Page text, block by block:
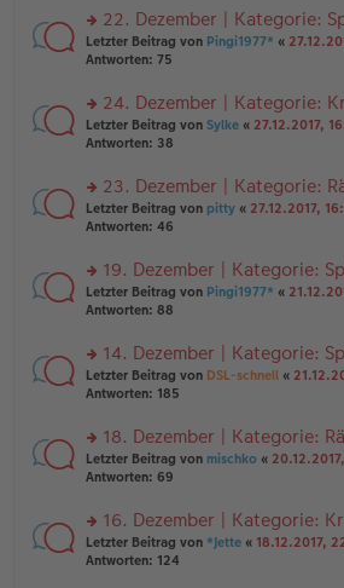
e
n
er
tr
a
g
n
g
el
e
n
er
tr
a
g
rs
te
n
g
el
e
n
er
tr
a
g
22. Dezember | Kategorie:
Letzter Beitrag von Pingi1977* «
Antworten: 75
rs
te
n
g
el
e
n
er
tr
a
g
24. Dezember | Kategorie:
Letzter Beitrag von Sylke « 27.12.2017,
Antworten: 38
rs
te
n
g
el
e
n
er
tr
a
g
23. Dezember | Kategorie:
Letzter Beitrag von pitty « 27.12.2017,
Antworten: 46
rs
te
n
g
el
e
n
er
tr
a
g
19. Dezember | Kategorie:
Letzter Beitrag von Pingi1977* «
Antworten: 88
rs
te
n
g
el
e
n
er
14. Dezember | Kategorie:
Letzter Beitrag von DSL-schnell «
Antworten: 185
rs
te
n
g
el
18. Dezember | Kategorie:
Letzter Beitrag von mischko «
Antworten: 69
rs
te
16. Dezember | Kategorie:
Letzter Beitrag von *Jette « 18.12.2017,
Antworten: 124